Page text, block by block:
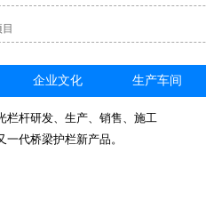
企业文化 生产车间
栏杆研发、生产、销售、施工
代桥梁护栏新产品。